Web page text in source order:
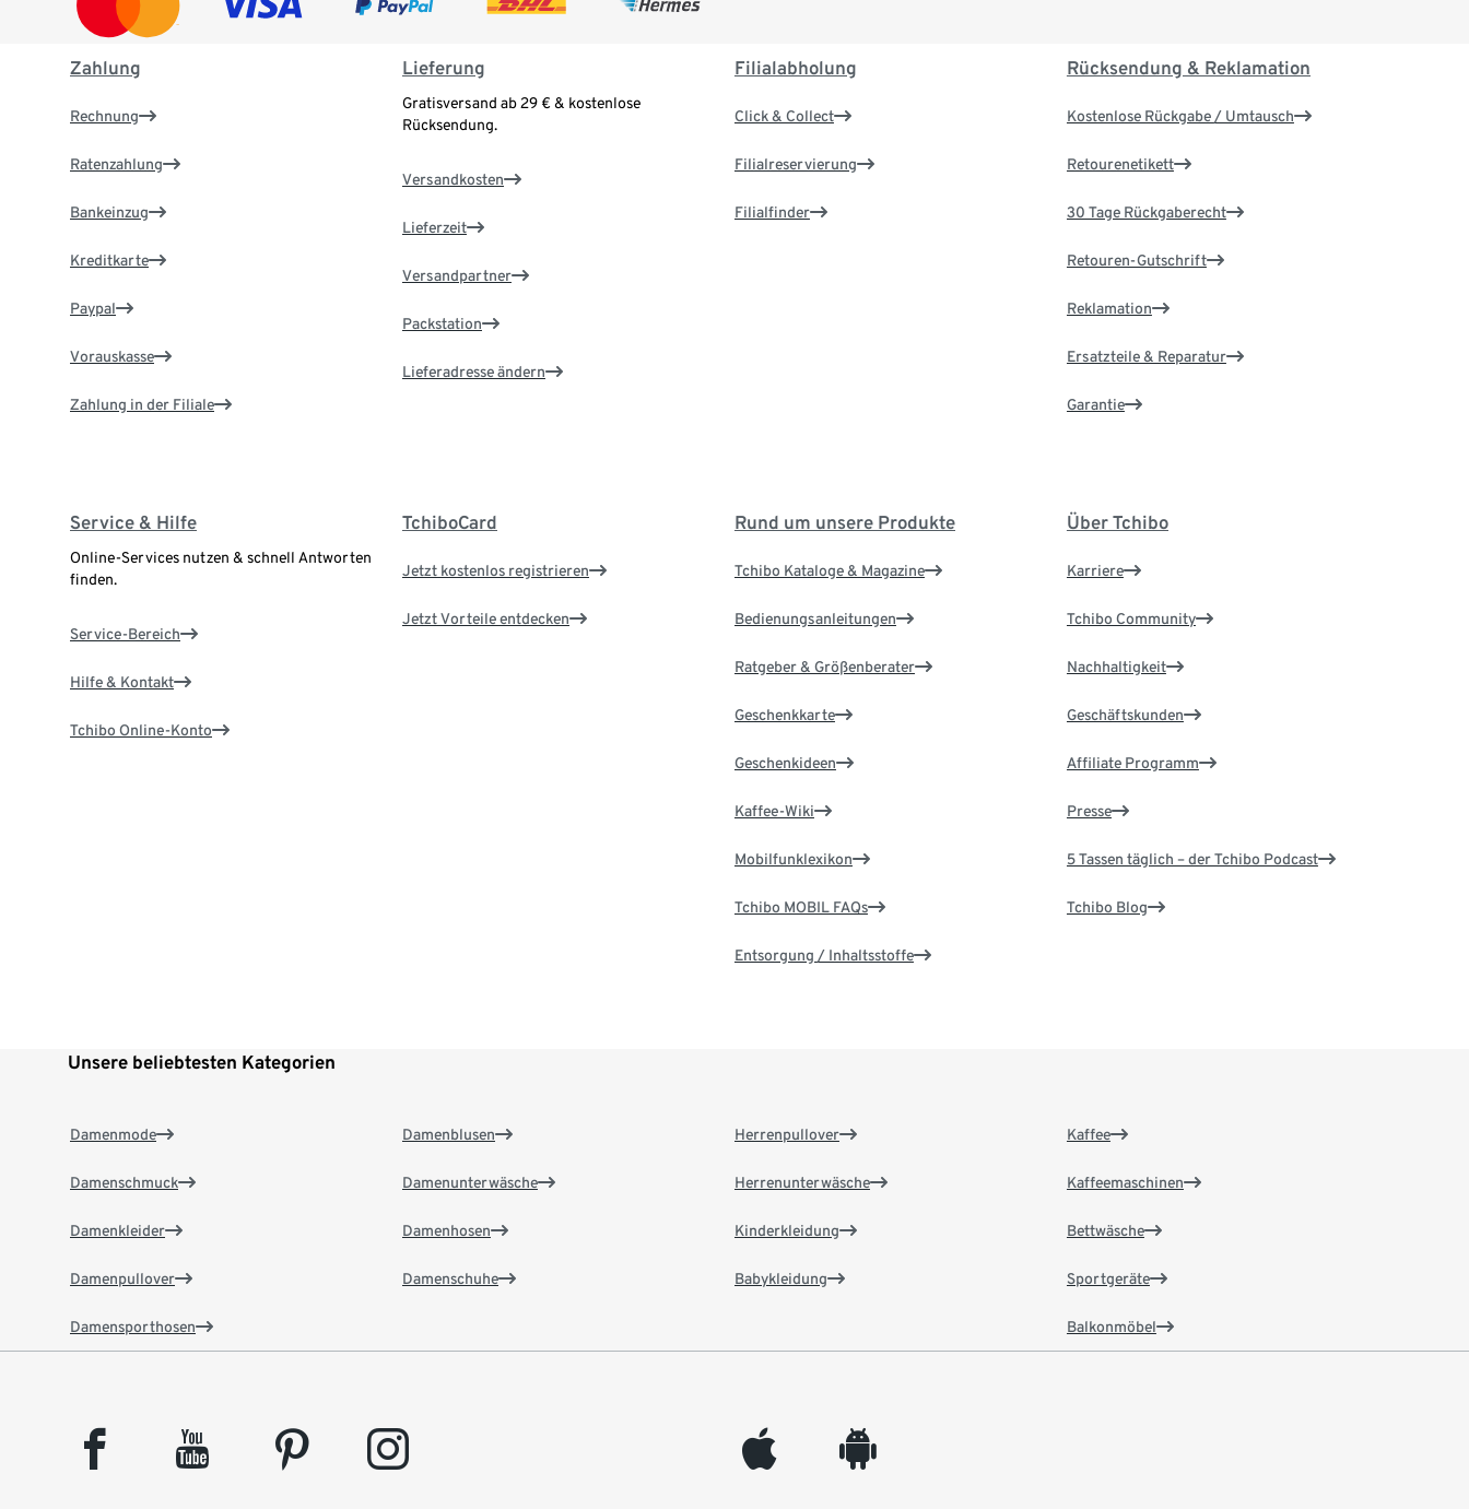
Zahlung
Rechnung
Ratenzahlung
Bankeinzug
Kreditkarte
Paypal
Vorauskasse
Zahlung in der Filiale
Lieferung
Gratisversand ab 29 € & kostenlose
Rücksendung.
Versandkosten
Lieferzeit
Versandpartner
Packstation
Lieferadresse ändern
Filialabholung
Click & Collect
Filialreservierung
Filialfinder
Rücksendung & Reklamation
Kostenlose Rückgabe / Umtausch
Retourenetikett
30 Tage Rückgaberecht
Retouren-Gutschrift
Reklamation
Ersatzteile & Reparatur
Garantie
Service & Hilfe
Online-Services nutzen & schnell Antworten
finden.
Service-Bereich
Hilfe & Kontakt
Tchibo Online-Konto
TchiboCard
Jetzt kostenlos registrieren
Jetzt Vorteile entdecken
Rund um unsere Produkte
Tchibo Kataloge & Magazine
Bedienungsanleitungen
Ratgeber & Größenberater
Geschenkkarte
Geschenkideen
Kaffee-Wiki
Mobilfunklexikon
Tchibo MOBIL FAQs
Entsorgung / Inhaltsstoffe
Über Tchibo
Karriere
Tchibo Community
Nachhaltigkeit
Geschäftskunden
Affiliate Programm
Presse
5 Tassen täglich – der Tchibo Podcast
Tchibo Blog
Unsere beliebtesten Kategorien
Damenmode
Damenschmuck
Damenkleider
Damenpullover
Damensporthosen
Damenblusen
Damenunterwäsche
Damenhosen
Damenschuhe
Herrenpullover
Herrenunterwäsche
Kinderkleidung
Babykleidung
Kaffee
Kaffeemaschinen
Bettwäsche
Sportgeräte
Balkonmöbel
facebook youtube pinterest instagram appleinc android